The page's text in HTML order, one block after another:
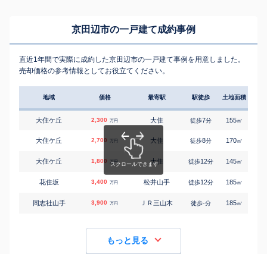
京田辺市の一戸建て成約事例
直近1年間で実際に成約した京田辺市の一戸建て事例を用意しました。
売却価格の参考情報としてお役立てください。
地域 価格 最寄駅 駅徒歩 土地面積
大住ケ丘 2,300 万円 大住 徒歩7分 155㎡
大住ケ丘 2,700 万円 大住 徒歩8分 170㎡
大住ケ丘 1,800 万円 大住 徒歩12分 145㎡
花住坂 3,400 万円 松井山手 徒歩12分 185㎡
同志社山手 3,900 万円 ＪＲ三山木 徒歩-分 185㎡
もっと見る